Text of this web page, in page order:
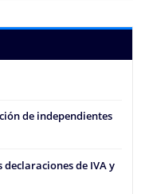
de independientes
declaraciones de IVA y